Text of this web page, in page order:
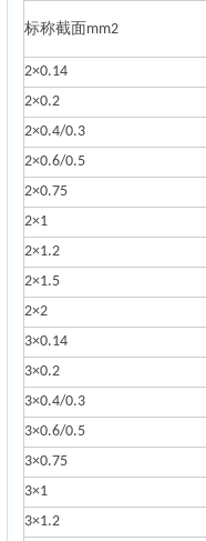
标称截面mm2
2×0.14
2×0.2
2×0.4/0.3
2×0.6/0.5
2×0.75
2×1
2×1.2
2×1.5
2×2
3×0.14
3×0.2
3×0.4/0.3
3×0.6/0.5
3×0.75
3×1
3×1.2